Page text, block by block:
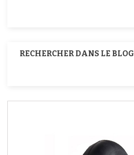
RECHERCHER DANS LE BLOG